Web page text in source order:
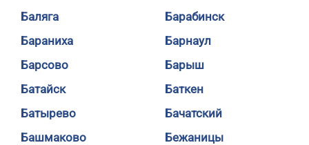
Баляга
Барабинск
Бараниха
Барнаул
Барсово
Барыш
Батайск
Баткен
Батырево
Бачатский
Башмаково
Бежаницы